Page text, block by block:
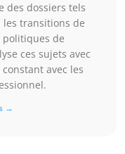
des dossiers tels
transitions de
politiques de
ces sujets avec
avec les
→